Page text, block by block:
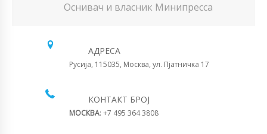
Оснивач и власник Минипресса
АДРЕСА
Русија, 115035, Москва, ул. Пјатничка 17
КОНТАКТ БРОЈ
МОСКВА: +7 495 364 3808